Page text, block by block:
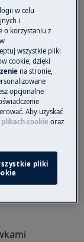
pieczenia
czy
i nadaje
w celu
i
o korzystaniu z
wszystkie pliki
cookie, dzięki
na stronie,
opcjonalne
Aby uzyskać
cookie oraz
pliki